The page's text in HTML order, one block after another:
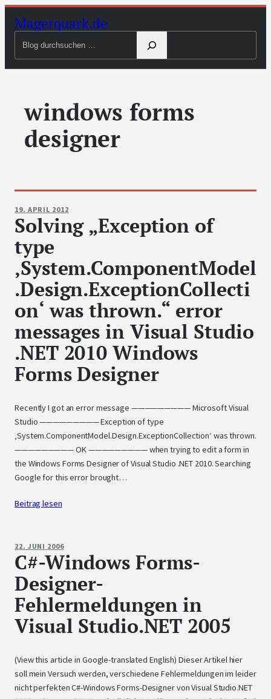
Zum
Inhalt
Magerquark.de
durchsuchen
windows forms
designer
19. APRIL 2012
Solving „Exception of
type
‚System.ComponentModel
.Design.ExceptionCollecti
on‘ was thrown.“ error
messages in Visual Studio
.NET 2010 Windows
Forms Designer
Recently I got an error message ————————— Microsoft Visual
Studio ————————— Exception of type
‚System.ComponentModel.Design.ExceptionCollection‘ was thrown.
————————— OK ————————— when trying to edit a form in
the Windows Forms Designer of Visual Studio .NET 2010. Searching
Google for this error brought…
Beitrag lesen
22. JUNI 2006
C#-Windows Forms-
Designer-
Fehlermeldungen in
Visual Studio.NET 2005
(View this article in Google-translated English) Dieser Artikel hier
soll mein Versuch werden, verschiedene Fehlermeldungen im leider
nicht perfekten C#-Windows Forms-Designer von Visual Studio.NET